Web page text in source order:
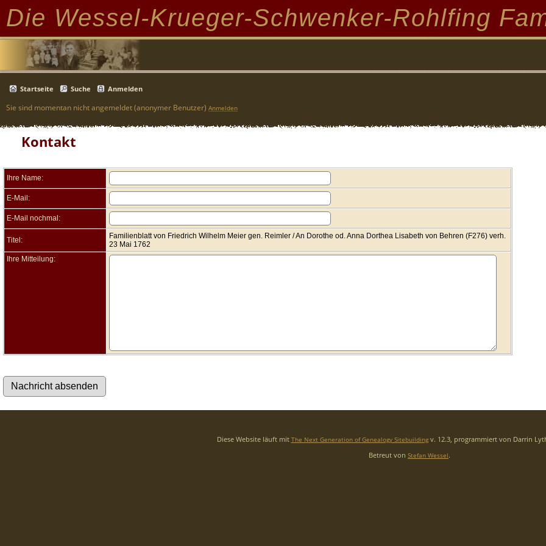
Die Wessel-Krueger-Schwenker-Rohlfing
Startseite Suche Anmelden
Sie sind momentan nicht angemeldet (anonymer Benutzer) Anmelden
Kontakt
Ihre Name:
E-Mail:
E-Mail nochmal:
Titel:
Familienblatt von Friedrich Wilhelm Meier gen. Reimler / An Dorothe od. Anna Dorthea Lisabeth von Behren (F276) verh.
23 Mai 1762
Ihre Mitteilung:
Diese Website läuft mit The Next Generation of Genealogy Sitebuildingv. 12.3, programmiert von Darrin
Betreut von Stefan Wessel.